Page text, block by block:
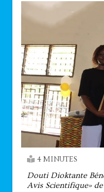
4 MINUTES
Douti Dioktante
Avis Scientifique»